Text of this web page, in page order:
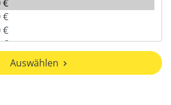
Auswählen